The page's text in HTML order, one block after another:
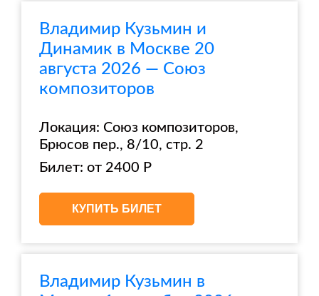
Владимир Кузьмин и
Динамик в Москве 20
августа 2026 — Союз
композиторов
Локация: Союз композиторов,
Брюсов пер., 8/10, стр. 2
Билет: от 2400 Р
КУПИТЬ БИЛЕТ
Владимир Кузьмин в